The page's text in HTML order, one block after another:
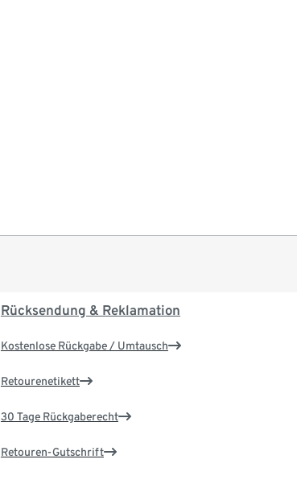
Rücksendung & Reklamation
Kostenlose Rückgabe / Umtausch
Retourenetikett
30 Tage Rückgaberecht
Retouren-Gutschrift